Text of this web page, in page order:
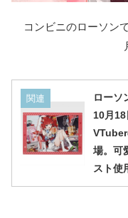
コンビニのローソン
関連
ローソ
10月
場。可
スト使